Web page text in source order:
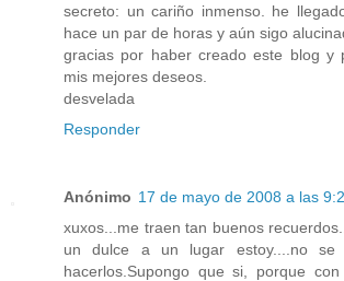
secreto: un cariño inmenso. he
hace un par de horas y aún sigo
gracias por haber creado este blog y
mis mejores deseos.
desvelada
Responder
Anónimo 17 de mayo de 2008 a las
xuxos...me traen tan buenos
un dulce a un lugar estoy....no
hacerlos.Supongo que si, porque